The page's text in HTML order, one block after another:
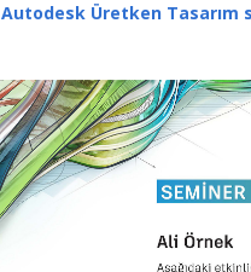
Autodesk Üretken Tasarım